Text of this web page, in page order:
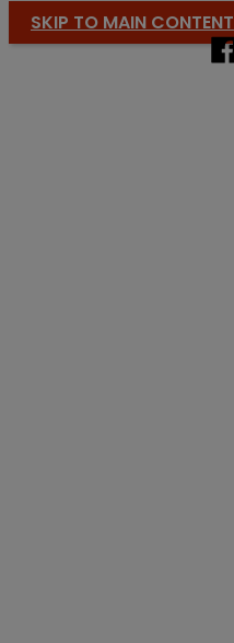
SKIP TO MAIN CONTENT